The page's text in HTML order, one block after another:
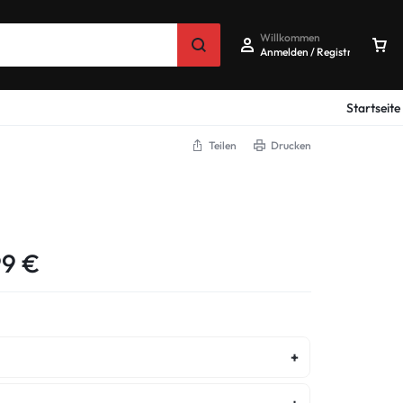
Willkommen
Anmelden / Registrieren
Startseite
Teilen Drucken
€